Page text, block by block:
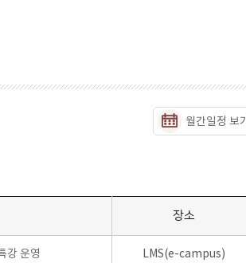
월간일정 보기
장소
강 운영 LMS(e-campus)